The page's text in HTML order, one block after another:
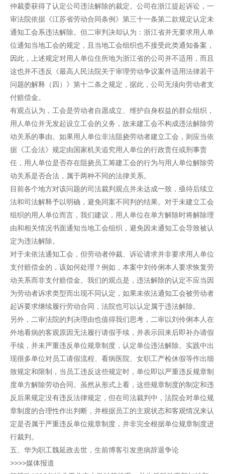
仲裁委获得了认定公司违法解除的裁定。公司在浙江提起诉讼，一
审法院依据《江苏省劳动合同条例》第三十一条第二款规定认定未
通知工会系违法解除。但二审判决却认为：浙江省并无要求用人单
位通知当地工会的规定，且当地工会组织也不接受此类通知备案，
因此，上述规定对用人单位住所地为浙江省的公司并不适用，而且
这也并不违反《最高人民法院关于审理劳动争议案件适用法律若干
问题的解释（四）》第十二条之规定，据此，公司无须向劳动者支
付赔偿金。
有观点认为，工会是劳动者自愿成立、维护自身权益的群众组织，
用人单位并无发起设立工会的义务，故未建工会不构成违法解除劳
动关系的事由。如果用人单位非法阻挠劳动者建立工会，则应当依
据《工会法》规定由国家机关追究用人单位的行政责任或刑事责
任，用人单位是否存在阻挠员工筹建工会的行为与用人单位解除劳
动关系是否合法，属于两种不同的法律关系。
目前各个地方对该问题的司法裁判观点并未达成一致，亟待后续立
法和司法解释予以明确，避免同案不同判的结果。对于未建立工会
组织的用人单位而言，我们建议，用人单位在单方解除时将解除理
由和相关情况书面通知当地工会组织，避免因未通知工会导致被认
定为违法解除。
对于未依法通知工会，但劳动者仲裁、诉讼请求并非要求用人单位
支付赔偿金的，该如何处理？例如，本案中刘伶俐本人要求恢复劳
动关系而非支付赔偿金。我们的观点是，违法解除的认定不应当因
为劳动者诉求类型而出现不同认定，如果未依法通知工会被劳动者
起诉要求继续履行劳动合同，法院也可以认定属于违法解除。
另外，二审法院的判决理由也值得我们思考，二审以刘伶俐本人在
外地看病的客观原因无法履行请假手续，并表示回来后即补办请假
手续，并未严重违反单位规章制度，认定单位违法解除。实践中出
现很多单位对员工请假流程、看病医院、女职工产检休假等作出细
致规定和限制，当员工违反这些规定时，单位即以严重违反规章制
度单方解除劳动合同。虽然从形式上看，这些规章制度的制定和违
反后果规定没有违反法律规定，但在司法裁判中，法院会对单位规
章制度的合理性作出判断，并根据员工的主观状态和客观情况来认
定是否属于严重违反单位规章制度，并非完全根据单位规章制度进
行裁判。
五、华为职工魏延政去世，生前博客引发患病辞退争论
>>>>媒体报道